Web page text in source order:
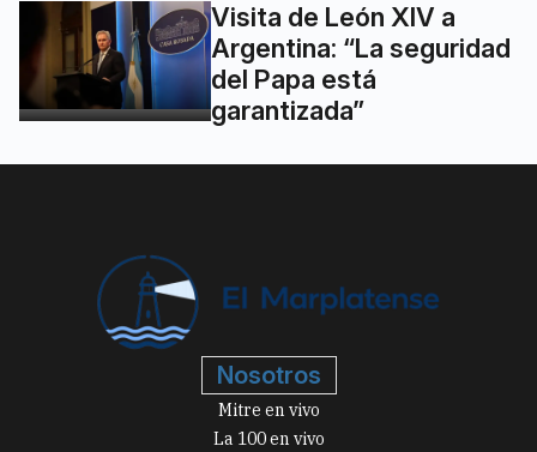
Visita de León XIV a
Argentina: “La seguridad
del Papa está
garantizada”
Nosotros
Mitre en vivo
La 100 en vivo